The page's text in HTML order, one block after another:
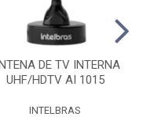
DE TV INTERNA
UHF/HDTV AI 1015
INTELBRAS